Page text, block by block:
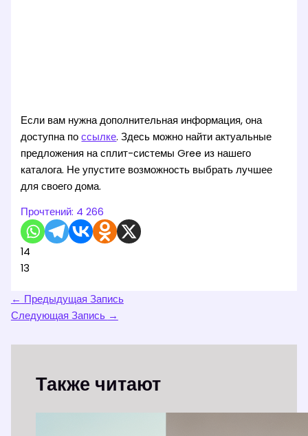
Если вам нужна дополнительная информация, она
доступна поссылке. Здесь можно найти актуальные
предложения на сплит-системы Gree из нашего
каталога. Не упустите возможность выбрать лучшее
для своего дома.
Прочтений: 4 266
14
13
← Предыдущая Запись
Следующая Запись →
Также читают